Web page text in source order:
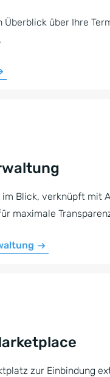
Überblick über Ihre
im Blick, verknüpft mit
maximale
zur Einbindung